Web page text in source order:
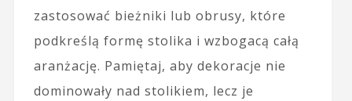
zastosować bieżniki lub obrusy, które
podkreślą formę stolika i wzbogacą całą
aranżację. Pamiętaj, aby dekoracje nie
dominowały nad stolikiem, lecz je